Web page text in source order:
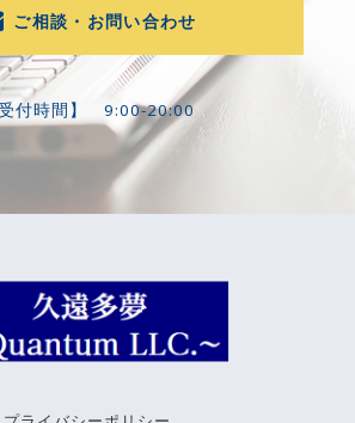
ご相談・お問い合わせ
受付時間】 9:00-20:00